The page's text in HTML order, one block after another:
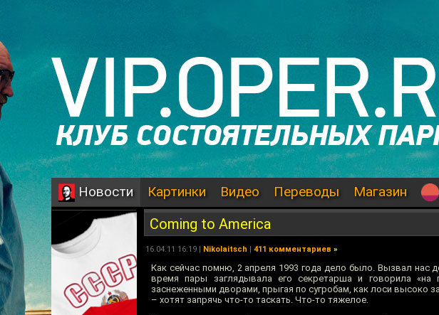
Новости Картинки Видео Переводы Магазин
Coming to America
16.04.11 16:19 | Nikolaitsch | 411 комментариев »
Как сейчас помню, 2 апреля 1993 года дело было. Вызвал нас
время пары заглядывала его секретарша и говорила
заснеженными дворами, прыгая по сугробам, как лоси высоко
– хотят запрячь что-то таскать. Что-то тяжелое.